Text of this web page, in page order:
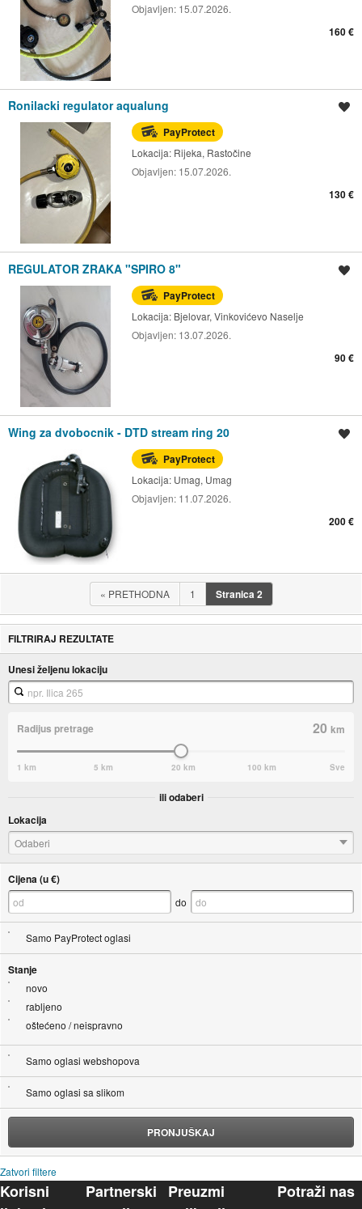
Objavljen: 15.07.2026.
160 €
Ronilacki regulator aqualung
PayProtect
Lokacija: Rijeka, Rastočine
Objavljen: 15.07.2026.
130 €
REGULATOR ZRAKA "SPIRO 8"
PayProtect
Lokacija: Bjelovar, Vinkovićevo Naselje
Objavljen: 13.07.2026.
90 €
Wing za dvobocnik - DTD stream ring 20
PayProtect
Lokacija: Umag, Umag
Objavljen: 11.07.2026.
200 €
« PRETHODNA 1 Stranica2
FILTRIRAJ REZULTATE
Unesi željenu lokaciju
Radijus pretrage 20km
1 km 5 km 20 km 100 km Sve
ili odaberi
Lokacija
Odaberi
Cijena (u €)
do
Samo PayProtect oglasi
Stanje
novo
rabljeno
oštećeno / neispravno
Samo oglasi webshopova
Samo oglasi sa slikom
PRONJUŠKAJ
Zatvori filtere
Korisni
Partnerski
Preuzmi
Potraži nas